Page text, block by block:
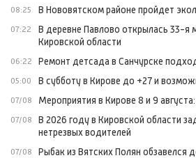
08:25 В Нововятском районе пройдет
07:22
В деревне Павлово открылась 33-я
Кировской области
06:22 Ремонт детсада в Санчурске
05:00 В субботу в Кирове до +27 и
07/08 Мероприятия в Кирове 8 и 9
07/08
В 2026 году в Кировской области
нетрезвых водителей
07/08 Рыбак из Вятских Полян